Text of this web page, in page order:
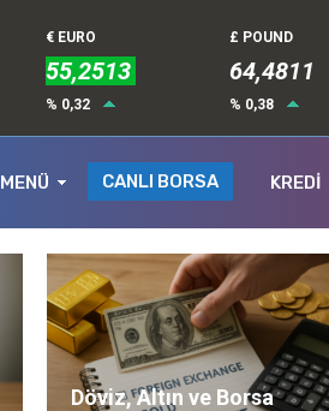
€ EURO
55,2513
% 0,32
£ POUND
64,4811
% 0,38
MENÜ CANLI BORSA KREDİ
Döviz, Altın ve Borsa